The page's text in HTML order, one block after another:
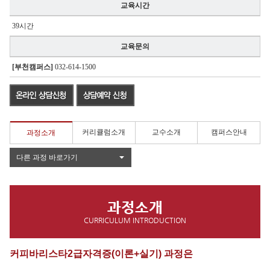
교육시간
39시간
교육문의
[부천캠퍼스] 032-614-1500
과정소개 커리큘럼소개 교수소개 캠퍼스안내
다른 과정 바로가기
과정소개
CURRICULUM INTRODUCTION
커피바리스타2급자격증(이론+실기) 과정은